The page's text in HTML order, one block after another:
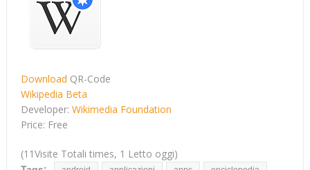
Download QR-Code
Wikipedia Beta
Developer: Wikimedia Foundation
Price: Free
(11Visite Totali times, 1 Letto oggi)